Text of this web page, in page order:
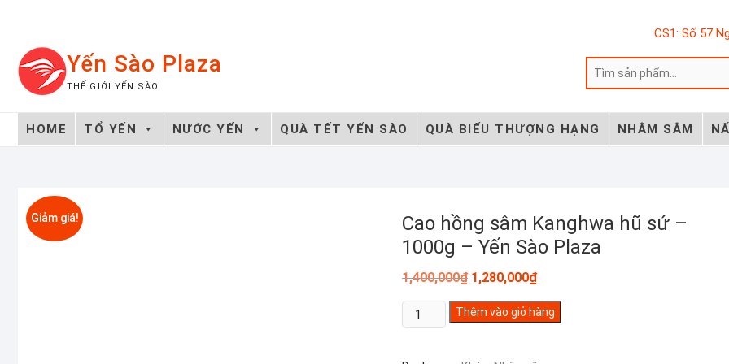
content
CS1: Số 57
Yến Sào Plaza
THẾ GIỚI YẾN SÀO
HOME TỔ YẾN NƯỚC YẾN QUÀ TẾT YẾN SÀO QUÀ BIẾU THƯỢNG HẠNG NHÂM SÂM
Giảm giá!
Cao hồng sâm Kanghwa hũ sứ –
1000g – Yến Sào Plaza
1,400,000₫ Giá
gốc
là:
1,400,000₫.
1,280,000₫Giá
tại
là:
1,280,000₫.
Cao
hồng
Thêm vào giỏ hàng